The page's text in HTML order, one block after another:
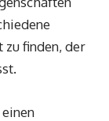
finden, der